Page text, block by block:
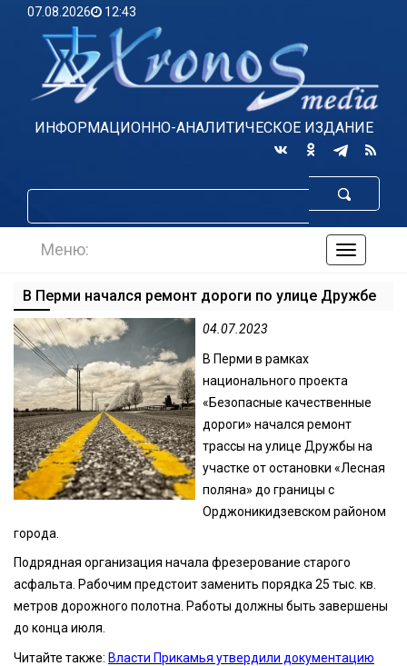
07.08.2026 12:43
ИНФОРМАЦИОННО-АНАЛИТИЧЕСКОЕ ИЗДАНИЕ
по
сайту
Меню:
В Перми начался ремонт дороги по улице Дружбе
04.07.2023
В Перми в рамках
национального проекта
«Безопасные качественные
дороги» начался ремонт
трассы на улице Дружбы на
участке от остановки «Лесная
поляна» до границы с
Орджоникидзевском районом
города.
Подрядная организация начала фрезерование старого
асфальта. Рабочим предстоит заменить порядка 25 тыс. кв.
метров дорожного полотна. Работы должны быть завершены
до конца июля.
Читайте также: Власти Прикамья утвердили документацию